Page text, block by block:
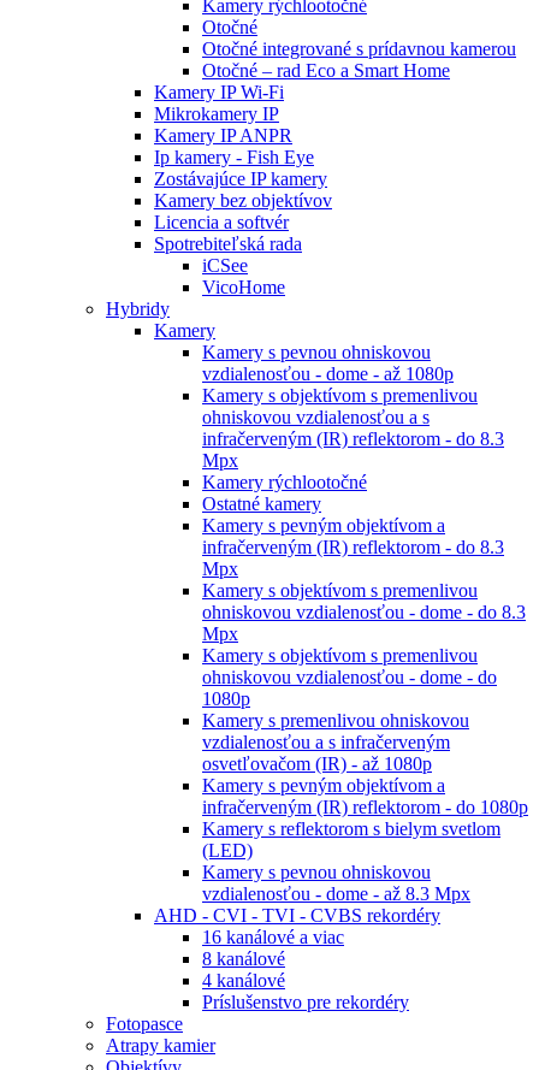
Kamery rýchlootočné
Otočné
Otočné integrované s prídavnou kamerou
Otočné – rad Eco a Smart Home
Kamery IP Wi-Fi
Mikrokamery IP
Kamery IP ANPR
Ip kamery - Fish Eye
Zostávajúce IP kamery
Kamery bez objektívov
Licencia a softvér
Spotrebiteľská rada
iCSee
VicoHome
Hybridy
Kamery
Kamery s pevnou ohniskovou
vzdialenosťou - dome - až 1080p
Kamery s objektívom s premenlivou
ohniskovou vzdialenosťou a s
infračerveným (IR) reflektorom - do 8.3
Mpx
Kamery rýchlootočné
Ostatné kamery
Kamery s pevným objektívom a
infračerveným (IR) reflektorom - do 8.3
Mpx
Kamery s objektívom s premenlivou
ohniskovou vzdialenosťou - dome - do 8.3
Mpx
Kamery s objektívom s premenlivou
ohniskovou vzdialenosťou - dome - do
1080p
Kamery s premenlivou ohniskovou
vzdialenosťou a s infračerveným
osvetľovačom (IR) - až 1080p
Kamery s pevným objektívom a
infračerveným (IR) reflektorom - do 1080p
Kamery s reflektorom s bielym svetlom
(LED)
Kamery s pevnou ohniskovou
vzdialenosťou - dome - až 8.3 Mpx
AHD - CVI - TVI - CVBS rekordéry
16 kanálové a viac
8 kanálové
4 kanálové
Príslušenstvo pre rekordéry
Fotopasce
Atrapy kamier